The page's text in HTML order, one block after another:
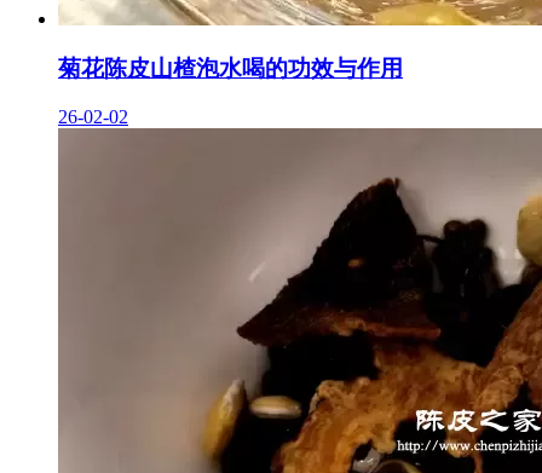
菊花陈皮山楂泡水喝的功效与作用
26-02-02